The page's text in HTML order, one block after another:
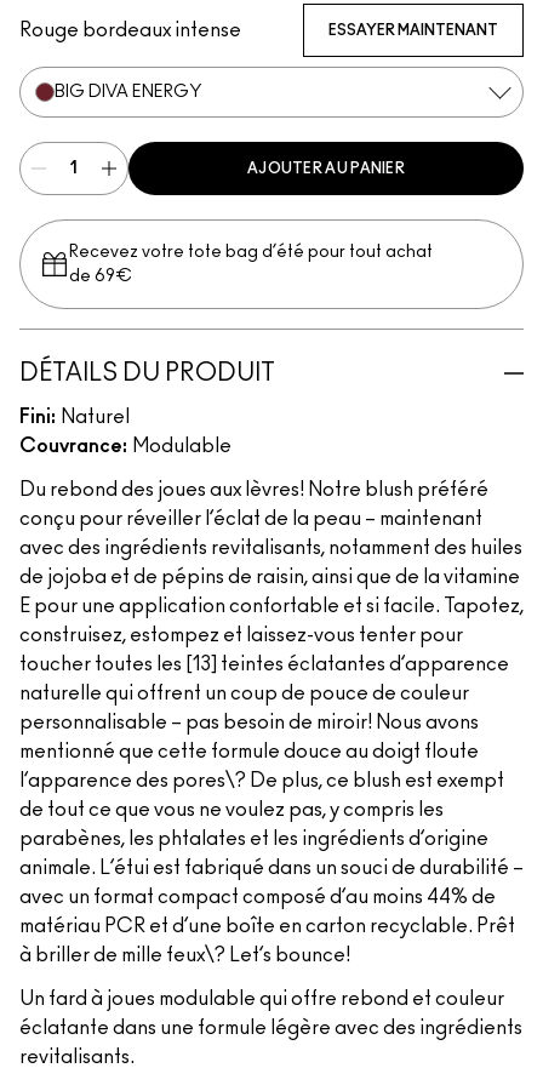
Rouge bordeaux intense ESSAYER MAINTENANT
BIG DIVA ENERGY
AJOUTER AU PANIER
Recevez votre tote bag d’été pour tout achat
de 69€
DÉTAILS DU PRODUIT
Fini: Naturel
Couvrance: Modulable
Du rebond des joues aux lèvres! Notre blush préféré
conçu pour réveiller l’éclat de la peau – maintenant
avec des ingrédients revitalisants, notamment des huiles
de jojoba et de pépins de raisin, ainsi que de la vitamine
E pour une application confortable et si facile. Tapotez,
construisez, estompez et laissez-vous tenter pour
toucher toutes les [13] teintes éclatantes d’apparence
naturelle qui offrent un coup de pouce de couleur
personnalisable – pas besoin de miroir! Nous avons
mentionné que cette formule douce au doigt floute
l’apparence des pores\? De plus, ce blush est exempt
de tout ce que vous ne voulez pas, y compris les
parabènes, les phtalates et les ingrédients d’origine
animale. L’étui est fabriqué dans un souci de durabilité –
avec un format compact composé d’au moins 44% de
matériau PCR et d’une boîte en carton recyclable. Prêt
à briller de mille feux\? Let’s bounce!
Un fard à joues modulable qui offre rebond et couleur
éclatante dans une formule légère avec des ingrédients
revitalisants.